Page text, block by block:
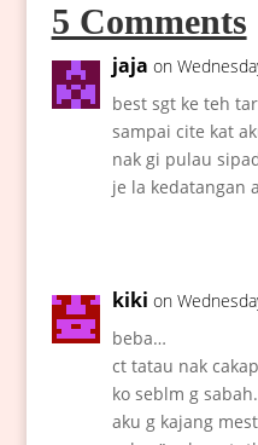
5 Comments
jaja on
best sgt ke teh
sampai cite kat
nak gi pulau
je la kedatangan
kiki on
beba…
ct tatau nak
ko seblm g
aku g kajang